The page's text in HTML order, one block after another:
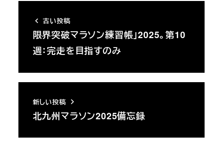
古い投稿
限界突破マラソン練習帳」2025。第10
週：完走を目指すのみ
新しい投稿
北九州マラソン2025備忘録